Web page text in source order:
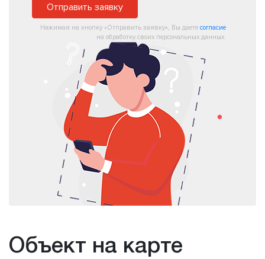
Отправить заявку
Нажимая на кнопку «Отправить заявку», Вы даете согласие
на обработку своих персональных данных.
Объект на карте